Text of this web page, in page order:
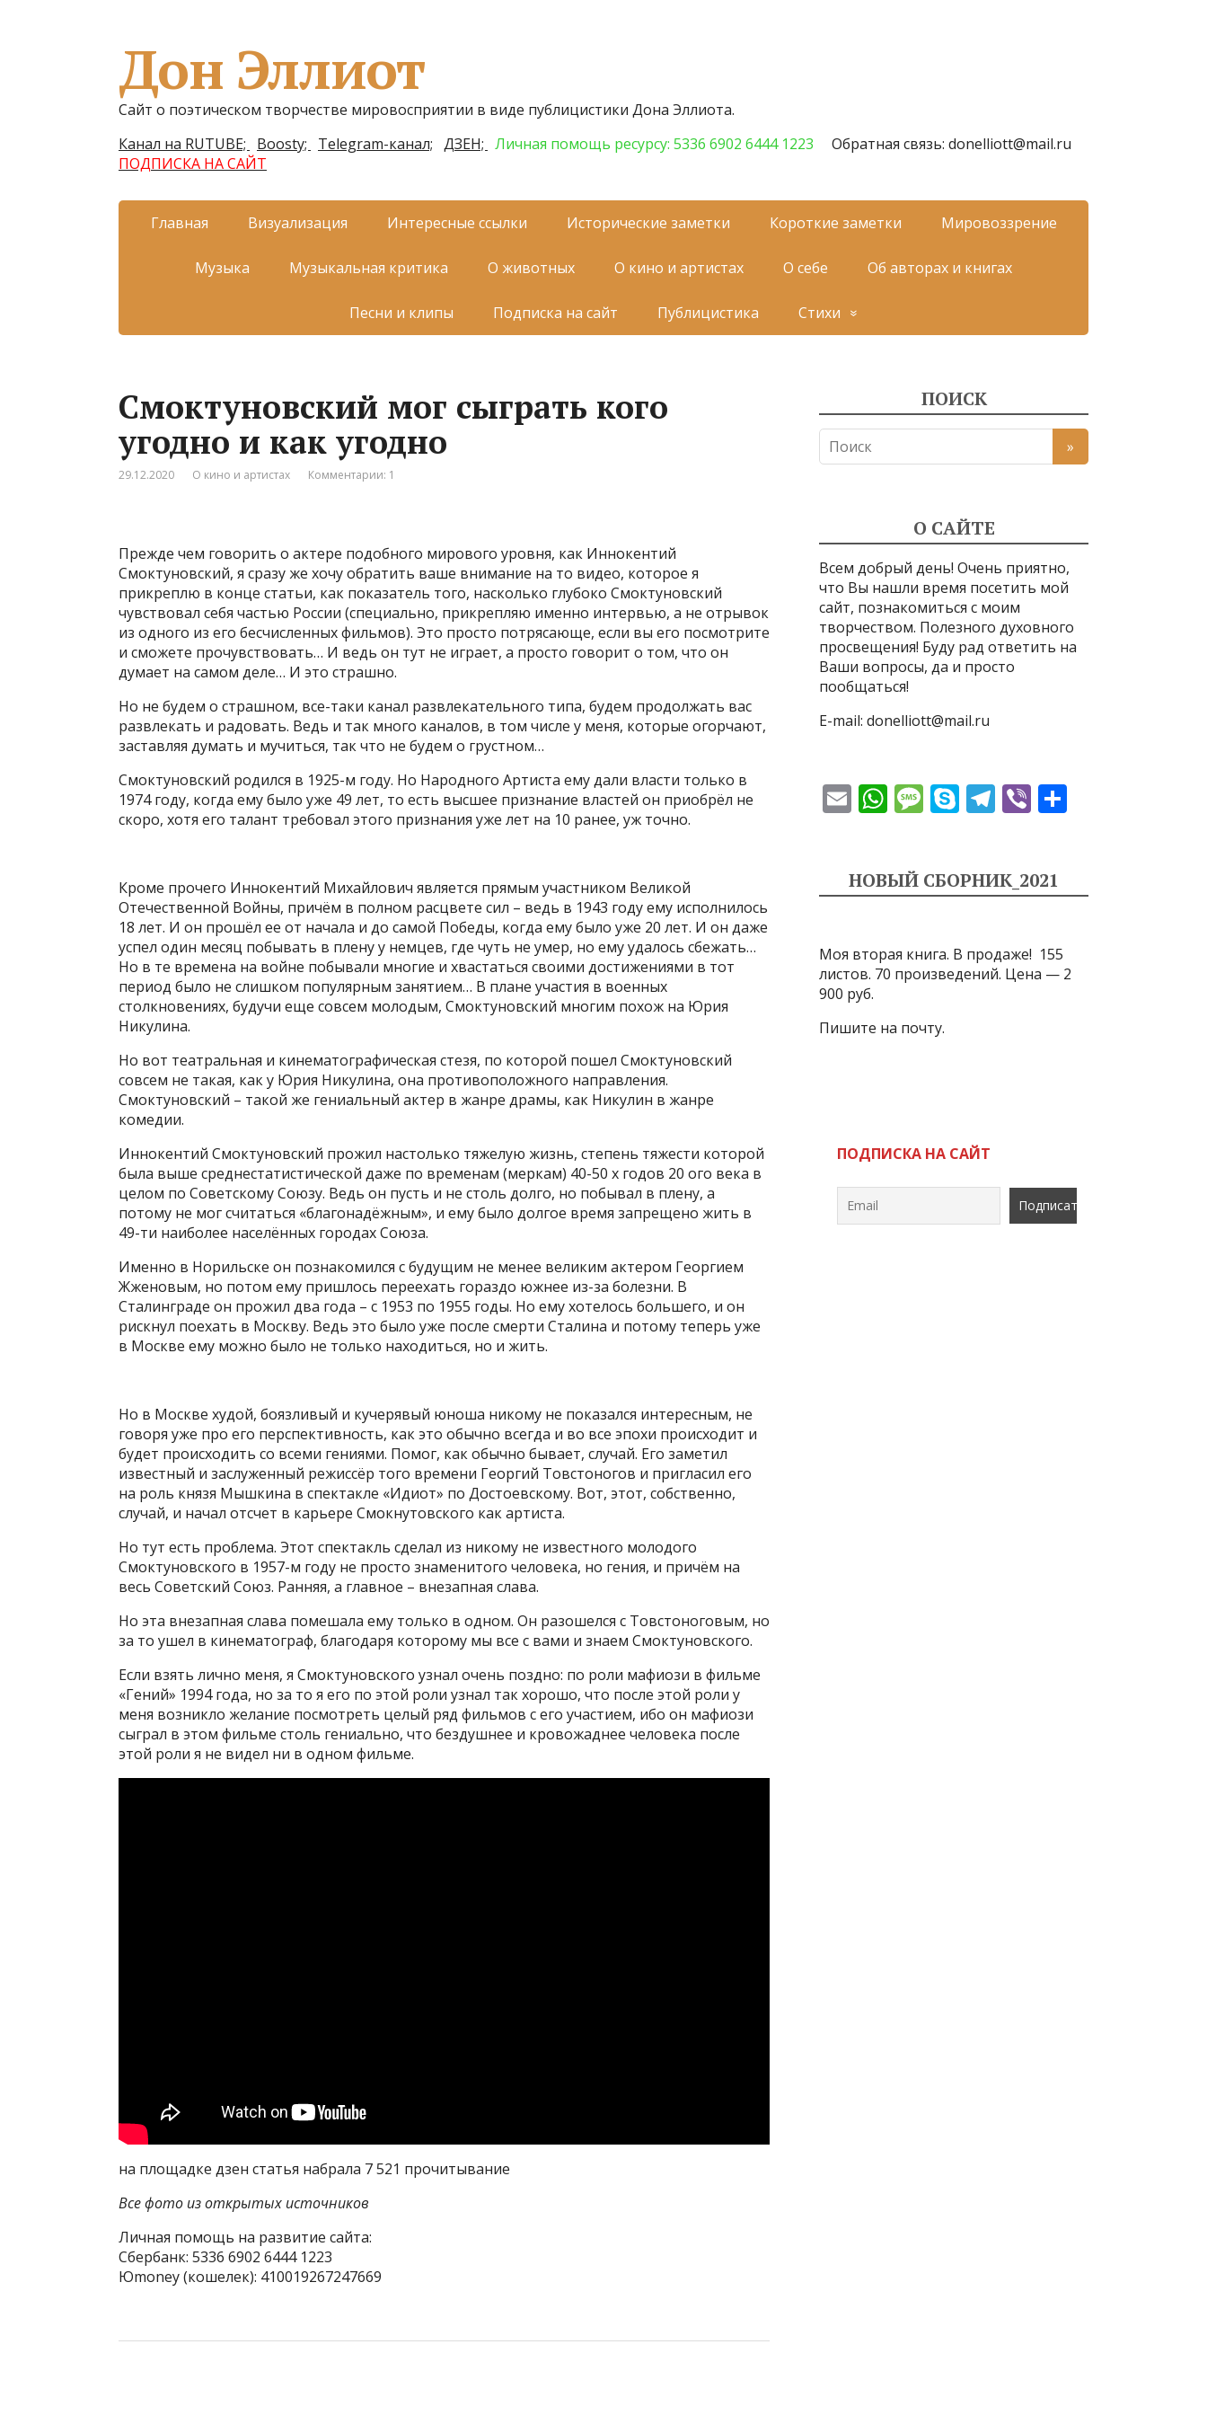
Дон Эллиот
Сайт о поэтическом творчестве мировосприятии в виде публицистики Дона Эллиота.
Канал на RUTUBE;
Boosty; Telegram-канал; ДЗЕН; Личная помощь ресурсу: 5336 6902 6444 1223
Обратная связь: donelliott@mail.ru
ПОДПИСКА НА САЙТ
Главная Визуализация Интересные ссылки Исторические заметки Короткие заметки Мировоззрение
Музыка Музыкальная критика О животных О кино и артистах О себе Об авторах и книгах
Песни и клипы Подписка на сайт Публицистика Стихи
Смоктуновский мог сыграть кого
угодно и как угодно
29.12.2020 О кино и артистах Комментарии: 1
Прежде чем говорить о актере подобного мирового уровня, как Иннокентий
Смоктуновский, я сразу же хочу обратить ваше внимание на то видео, которое я
прикреплю в конце статьи, как показатель того, насколько глубоко Смоктуновский
чувствовал себя частью России (специально, прикрепляю именно интервью, а не отрывок
из одного из его бесчисленных фильмов). Это просто потрясающе, если вы его посмотрите
и сможете прочувствовать… И ведь он тут не играет, а просто говорит о том, что он
думает на самом деле… И это страшно.
Но не будем о страшном, все-таки канал развлекательного типа, будем продолжать вас
развлекать и радовать. Ведь и так много каналов, в том числе у меня, которые огорчают,
заставляя думать и мучиться, так что не будем о грустном…
Смоктуновский родился в 1925-м году. Но Народного Артиста ему дали власти только в
1974 году, когда ему было уже 49 лет, то есть высшее признание властей он приобрёл не
скоро, хотя его талант требовал этого признания уже лет на 10 ранее, уж точно.
Кроме прочего Иннокентий Михайлович является прямым участником Великой
Отечественной Войны, причём в полном расцвете сил – ведь в 1943 году ему исполнилось
18 лет. И он прошёл ее от начала и до самой Победы, когда ему было уже 20 лет. И он даже
успел один месяц побывать в плену у немцев, где чуть не умер, но ему удалось сбежать…
Но в те времена на войне побывали многие и хвастаться своими достижениями в тот
период было не слишком популярным занятием… В плане участия в военных
столкновениях, будучи еще совсем молодым, Смоктуновский многим похож на Юрия
Никулина.
Но вот театральная и кинематографическая стезя, по которой пошел Смоктуновский
совсем не такая, как у Юрия Никулина, она противоположного направления.
Смоктуновский – такой же гениальный актер в жанре драмы, как Никулин в жанре
комедии.
Иннокентий Смоктуновский прожил настолько тяжелую жизнь, степень тяжести которой
была выше среднестатистической даже по временам (меркам) 40-50 х годов 20 ого века в
целом по Советскому Союзу. Ведь он пусть и не столь долго, но побывал в плену, а
потому не мог считаться «благонадёжным», и ему было долгое время запрещено жить в
49-ти наиболее населённых городах Союза.
Именно в Норильске он познакомился с будущим не менее великим актером Георгием
Жженовым, но потом ему пришлось переехать гораздо южнее из-за болезни. В
Сталинграде он прожил два года – с 1953 по 1955 годы. Но ему хотелось большего, и он
рискнул поехать в Москву. Ведь это было уже после смерти Сталина и потому теперь уже
в Москве ему можно было не только находиться, но и жить.
Но в Москве худой, боязливый и кучерявый юноша никому не показался интересным, не
говоря уже про его перспективность, как это обычно всегда и во все эпохи происходит и
будет происходить со всеми гениями. Помог, как обычно бывает, случай. Его заметил
известный и заслуженный режиссёр того времени Георгий Товстоногов и пригласил его
на роль князя Мышкина в спектакле «Идиот» по Достоевскому. Вот, этот, собственно,
случай, и начал отсчет в карьере Смокнутовского как артиста.
Но тут есть проблема. Этот спектакль сделал из никому не известного молодого
Смоктуновского в 1957-м году не просто знаменитого человека, но гения, и причём на
весь Советский Союз. Ранняя, а главное – внезапная слава.
Но эта внезапная слава помешала ему только в одном. Он разошелся с Товстоноговым, но
за то ушел в кинематограф, благодаря которому мы все с вами и знаем Смоктуновского.
Если взять лично меня, я Смоктуновского узнал очень поздно: по роли мафиози в фильме
«Гений» 1994 года, но за то я его по этой роли узнал так хорошо, что после этой роли у
меня возникло желание посмотреть целый ряд фильмов с его участием, ибо он мафиози
сыграл в этом фильме столь гениально, что бездушнее и кровожаднее человека после
этой роли я не видел ни в одном фильме.
на площадке дзен статья набрала 7 521 прочитывание
Все фото из открытых источников
Личная помощь на развитие сайта:
Сбербанк: 5336 6902 6444 1223
Юmoney (кошелек): 410019267247669
ПОИСК
О САЙТЕ
Всем добрый день! Очень приятно,
что Вы нашли время посетить мой
сайт, познакомиться с моим
творчеством. Полезного духовного
просвещения! Буду рад ответить на
Ваши вопросы, да и просто
пообщаться!
E-mail: donelliott@mail.ru
E
l
W
s
p
p
M
a
e
S
p
T
gr
m
Vi
р
и
НОВЫЙ СБОРНИК_2021
Моя вторая книга. В продаже! 155
листов. 70 произведений. Цена — 2
900 руб.
Пишите на почту.
ПОДПИСКА НА САЙТ